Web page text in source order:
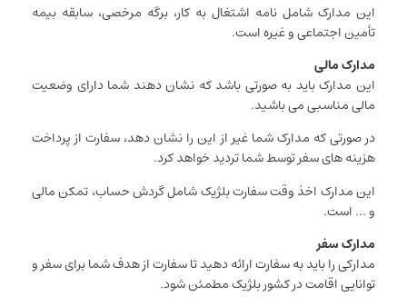
این مدارک شامل نامه اشتغال به کار، برگه مرخصی، سابقه بیمه
تأمین اجتماعی و غیره است.
مدارک مالی
این مدارک باید به صورتی باشد که نشان دهند شما دارای وضعیت
مالی مناسبی می باشید.
در صورتی که مدارک شما غیر از این را نشان دهد، سفارت از پرداخت
هزینه های سفر توسط شما تردید خواهد کرد.
این مدارک اخذ وقت سفارت بلژیک شامل گردش حساب، تمکن مالی
و … است.
مدارک سفر
مدارکی را باید به سفارت ارائه دهید تا سفارت از هدف شما برای سفر و
توانایی اقامت در کشور بلژیک مطمئن شود.